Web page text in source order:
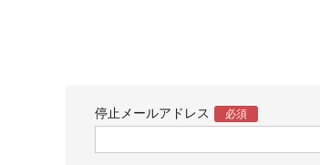
停止メールアドレス